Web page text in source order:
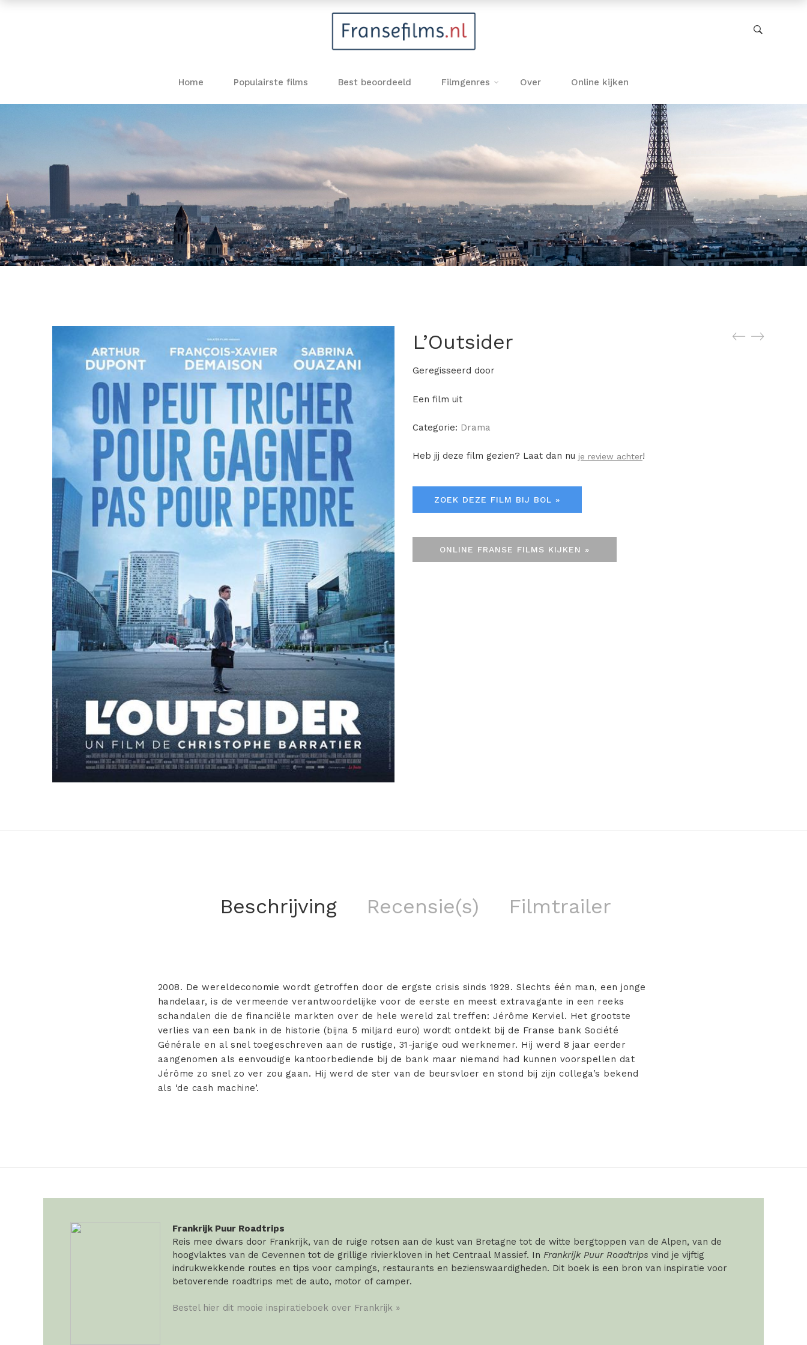
Home Populairste films Best beoordeeld Filmgenres Over Online kijken
L’Outsider
Geregisseerd door
Een film uit
Categorie: Drama
Heb jij deze film gezien? Laat dan nu je review achter!
ZOEK DEZE FILM BIJ BOL »
ONLINE FRANSE FILMS KIJKEN »
Beschrijving Recensie(s) Filmtrailer
2008. De wereldeconomie wordt getroffen door de ergste crisis sinds 1929. Slechts één man, een jonge
handelaar, is de vermeende verantwoordelijke voor de eerste en meest extravagante in een reeks
schandalen die de financiële markten over de hele wereld zal treffen: Jérôme Kerviel. Het grootste
verlies van een bank in de historie (bijna 5 miljard euro) wordt ontdekt bij de Franse bank Société
Générale en al snel toegeschreven aan de rustige, 31-jarige oud werknemer. Hij werd 8 jaar eerder
aangenomen als eenvoudige kantoorbediende bij de bank maar niemand had kunnen voorspellen dat
Jérôme zo snel zo ver zou gaan. Hij werd de ster van de beursvloer en stond bij zijn collega’s bekend
als ‘de cash machine’.
Frankrijk Puur Roadtrips
Reis mee dwars door Frankrijk, van de ruige rotsen aan de kust van Bretagne tot de witte bergtoppen van de Alpen, van de
hoogvlaktes van de Cevennen tot de grillige rivierkloven in het Centraal Massief. In Frankrijk Puur Roadtrips vind je vijftig
indrukwekkende routes en tips voor campings, restaurants en bezienswaardigheden. Dit boek is een bron van inspiratie voor
betoverende roadtrips met de auto, motor of camper.
Bestel hier dit mooie inspiratieboek over Frankrijk »